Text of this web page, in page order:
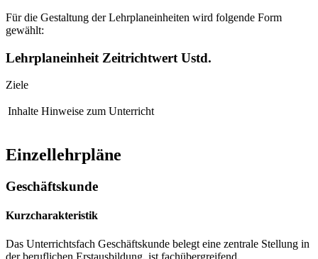
Für die Gestaltung der Lehrplaneinheiten wird folgende Form
gewählt:
Lehrplaneinheit Zeitrichtwert Ustd.
Ziele
Inhalte Hinweise zum Unterricht
Einzellehrpläne
Geschäftskunde
Kurzcharakteristik
Das Unterrichtsfach Geschäftskunde belegt eine zentrale Stellung in
der beruflichen Erstausbildung, ist fachübergreifend,